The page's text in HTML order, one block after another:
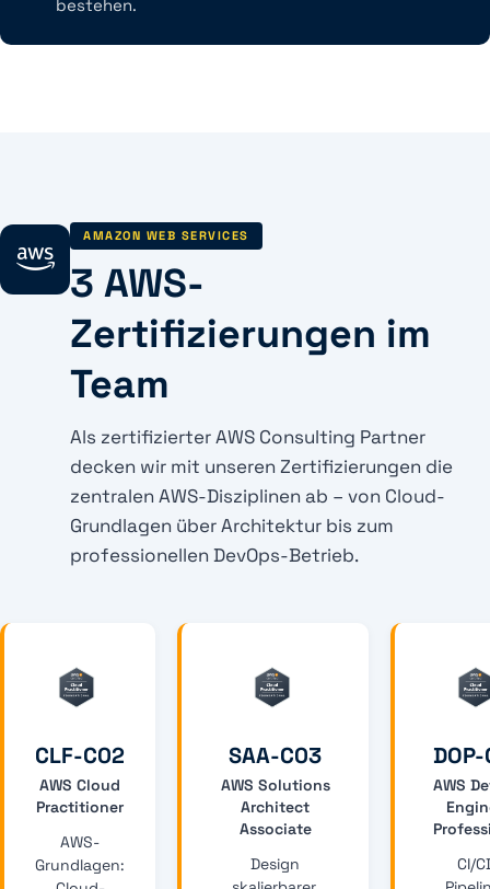
bestehen.
AMAZON WEB SERVICES
3 AWS-
Zertifizierungen im
Team
Als zertifizierter AWS Consulting Partner
decken wir mit unseren Zertifizierungen die
zentralen AWS-Disziplinen ab – von Cloud-
Grundlagen über Architektur bis zum
professionellen DevOps-Betrieb.
CLF-C02
AWS Cloud
Practitioner
AWS-
Grundlagen:
SAA-C03
AWS Solutions
Architect
Associate
Design
AWS
CI/